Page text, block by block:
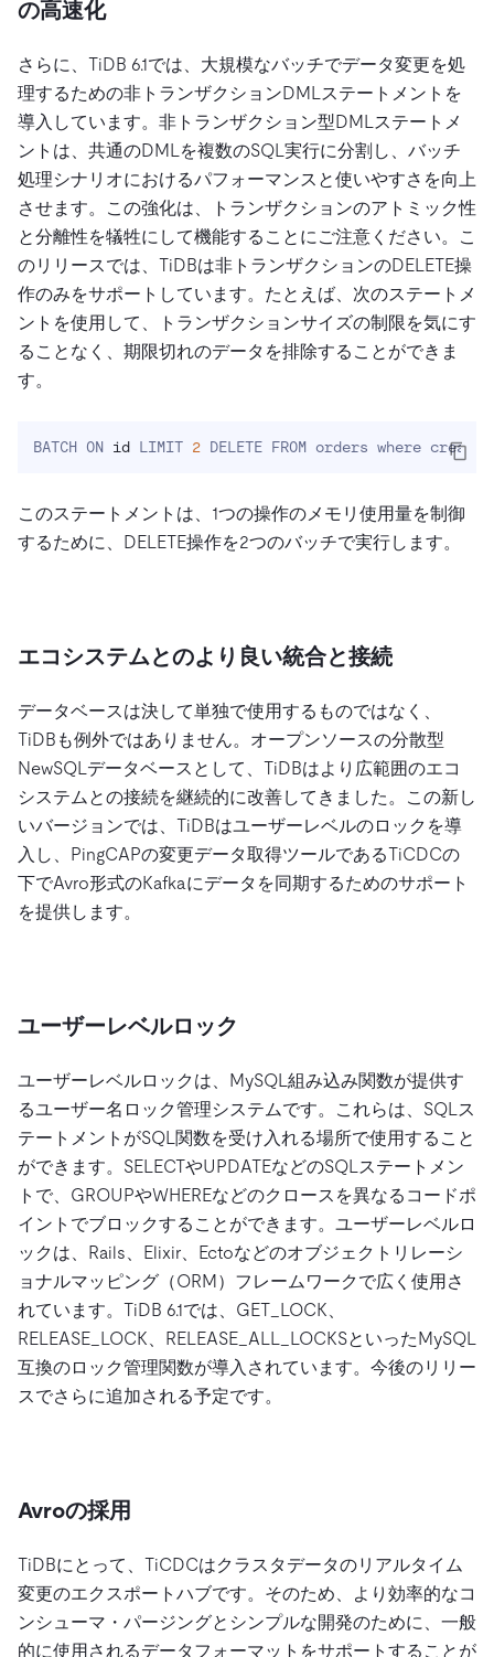
の高速化
さらに、TiDB 6.1では、大規模なバッチでデータ変更を処
理するための非トランザクションDMLステートメントを
導入しています。非トランザクション型DMLステートメ
ントは、共通のDMLを複数のSQL実行に分割し、バッチ
処理シナリオにおけるパフォーマンスと使いやすさを向上
させます。この強化は、トランザクションのアトミック性
と分離性を犠牲にして機能することにご注意ください。こ
のリリースでは、TiDBは非トランザクションのDELETE操
作のみをサポートしています。たとえば、次のステートメ
ントを使用して、トランザクションサイズの制限を気にす
ることなく、期限切れのデータを排除することができま
す。
BATCH ON id LIMIT 2 DELETE FROM orders where
このステートメントは、1つの操作のメモリ使用量を制御
するために、DELETE操作を2つのバッチで実行します。
エコシステムとのより良い統合と接続
データベースは決して単独で使用するものではなく、
TiDBも例外ではありません。オープンソースの分散型
NewSQLデータベースとして、TiDBはより広範囲のエコ
システムとの接続を継続的に改善してきました。この新し
いバージョンでは、TiDBはユーザーレベルのロックを導
入し、PingCAPの変更データ取得ツールであるTiCDCの
下でAvro形式のKafkaにデータを同期するためのサポート
を提供します。
ユーザーレベルロック
ユーザーレベルロックは、MySQL組み込み関数が提供す
るユーザー名ロック管理システムです。これらは、SQLス
テートメントがSQL関数を受け入れる場所で使用すること
ができます。SELECTやUPDATEなどのSQLステートメン
トで、GROUPやWHEREなどのクロースを異なるコードポ
イントでブロックすることができます。ユーザーレベルロ
ックは、Rails、Elixir、Ectoなどのオブジェクトリレーシ
ョナルマッピング（ORM）フレームワークで広く使用さ
れています。TiDB 6.1では、GET_LOCK、
RELEASE_LOCK、RELEASE_ALL_LOCKSといったMySQL
互換のロック管理関数が導入されています。今後のリリー
スでさらに追加される予定です。
Avroの採用
TiDBにとって、TiCDCはクラスタデータのリアルタイム
変更のエクスポートハブです。そのため、より効率的なコ
ンシューマ・パージングとシンプルな開発のために、一般
的に使用されるデータフォーマットをサポートすることが